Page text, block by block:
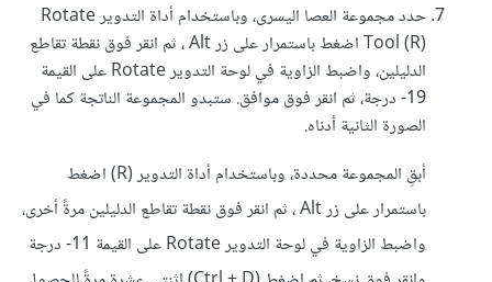
حدد مجموعة العصا اليسرى، وباستخدام أداة التدوير Rotate
Tool (R) اضغط باستمرار على زر Alt ، ثم انقر فوق نقطة تقاطع
الدليلين، واضبط الزاوية في لوحة التدوير Rotate على القيمة
19- درجة، ثم انقر فوق موافق. ستبدو المجموعة الناتجة كما في
الصورة الثانية أدناه.
أبقِ المجموعة محددة، وباستخدام أداة التدوير (R) اضغط
باستمرار على زر Alt ، ثم انقر فوق نقطة تقاطع الدليلين مرةً أخرى،
واضبط الزاوية في لوحة التدوير Rotate على القيمة 11- درجة